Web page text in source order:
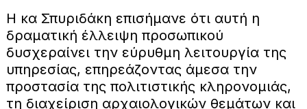
Η κα Σπυριδάκη επισήμανε ότι αυτή η
δραματική έλλειψη προσωπικού
δυσχεραίνει την εύρυθμη λειτουργία της
υπηρεσίας, επηρεάζοντας άμεσα την
προστασία της πολιτιστικής κληρονομιάς,
τη διαχείριση αρχαιολογικών θεμάτων και